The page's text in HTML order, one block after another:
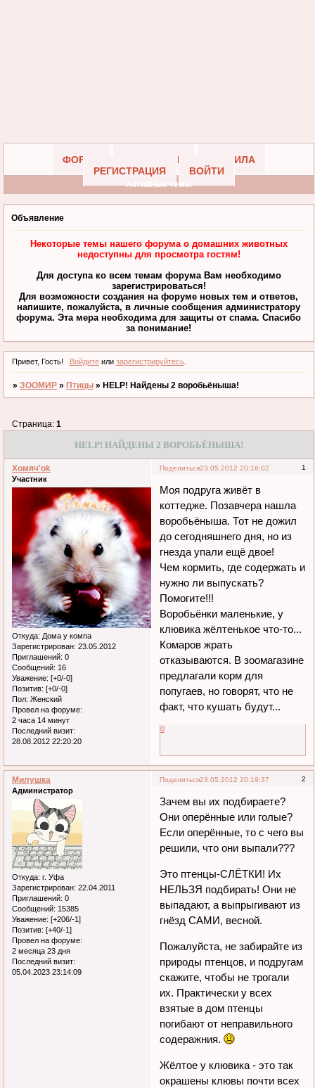
ФОРУМ УЧАСТНИКИ
ПРАВИЛА
РЕГИСТРАЦИЯ
ВОЙТИ
Активные темы
Объявление
Некоторые темы нашего форума о домашних животных
недоступны для просмотра гостям!
Для доступа ко всем темам форума Вам необходимо
зарегистрироваться!
Для возможности создания на форуме новых тем и ответов,
напишите, пожалуйста, в личные сообщения администратору
форума. Эта мера необходима для защиты от спама. Спасибо
за понимание!
Привет, Гость! Войдитеили зарегистрируйтесь.
»ЗООМИР » Птицы » HELP! Найдены 2 воробьёныша!
HELP! НАЙДЕНЫ 2 ВОРОБЬЁНЫША!
Страница:1
Поделиться 1
23.05.2012 20:16:02
Хомяч'ok
Участник
Откуда: Дома у компа
Зарегистрирован: 23.05.2012
Приглашений: 0
Сообщений: 16
Уважение: [+0/-0]
Позитив: [+0/-0]
Пол: Женский
Провел на форуме:
2 часа 14 минут
Последний визит:
28.08.2012 22:20:20
Моя подруга живёт в
коттедже. Позавчера нашла
воробьёныша. Тот не дожил
до сегодняшнего дня, но из
гнезда упали ещё двое!
Чем кормить, где содержать и
нужно ли выпускать?
Помогите!!!
Воробьёнки маленькие, у
клювика жёлтенькое что-то...
Комаров жрать
отказываются. В зоомагазине
предлагали корм для
попугаев, но говорят, что не
факт, что кушать будут...
0
Поделиться 2
23.05.2012 20:19:37
Милушка
Администратор
Откуда: г. Уфа
Зарегистрирован: 22.04.2011
Приглашений: 0
Сообщений: 15385
Уважение: [+206/-1]
Позитив: [+40/-1]
Провел на форуме:
2 месяца 23 дня
Последний визит:
05.04.2023 23:14:09
Зачем вы их подбираете?
Они оперённые или голые?
Если оперённые, то с чего вы
решили, что они выпали???
Это птенцы-СЛЁТКИ! Их
НЕЛЬЗЯ подбирать! Они не
выпадают, а выпрыгивают из
гнёзд САМИ, весной.
Пожалуйста, не забирайте из
природы птенцов, и подругам
скажите, чтобы не трогали
их. Практически у всех
взятые в дом птенцы
погибают от неправильного
содеражния.
Жёлтое у клювика - это так
окрашены клювы почти всех